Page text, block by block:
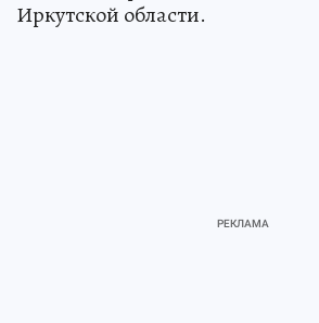
Иркутской области.